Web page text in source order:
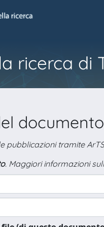
ricerca di
pubblicazioni tramite
. Maggiori informazioni